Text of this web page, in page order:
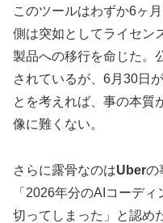
このツールはわずか6ヶ
側は突如としてライセン
製品への移行を命じた。
されているが、6月30日
とを考えれば、事の本質
像に難くない。
さらに露骨なのはUberの
「2026年分のAIコーデ
切ってしまった」と認め